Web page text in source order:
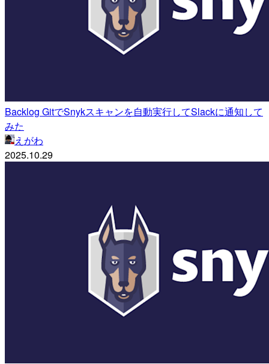
Backlog GitでSnykスキャンを自動実行してSlackに通知して
みた
えがわ
2025.10.29